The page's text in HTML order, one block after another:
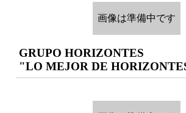
画像は準備中です
GRUPO HORIZONTES
"LO MEJOR DE